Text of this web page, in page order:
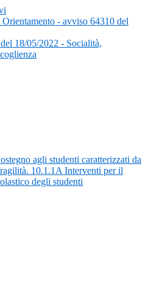
- avviso 64310 del
18/05/2022 - Socialità,
agli studenti caratterizzati da
10.1.1A Interventi per il
degli studenti